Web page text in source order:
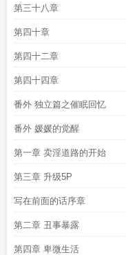
第三十八章
第四十章
第四十二章
第四十四章
番外 独立篇之催眠回忆
番外 媛媛的觉醒
第一章 卖淫道路的开始
第三章 升级5P
写在前面的话序章
第二章 丑事暴露
第四章 卑微生活